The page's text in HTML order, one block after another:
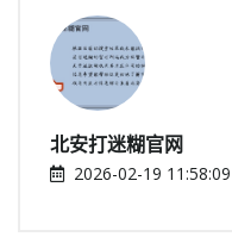
北安打迷糊官网
2026-02-19 11:58:09